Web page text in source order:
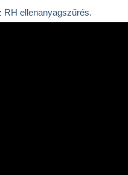
RH ellenanyagszűrés.